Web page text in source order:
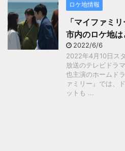
ロケ地情報
「マイファミ
市内のロケ地は
2022/6/6
2022年4月10日ス
放送のテレビドラ
也主演のホームド
ァミリー』では、
ットも ...